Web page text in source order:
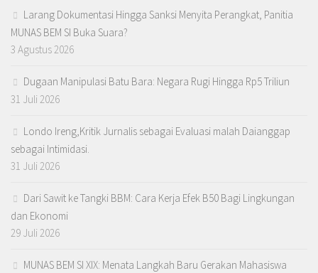
Larang Dokumentasi Hingga Sanksi Menyita Perangkat, Panitia
MUNAS BEM SI Buka Suara?
3 Agustus 2026
Dugaan Manipulasi Batu Bara: Negara Rugi Hingga Rp5 Triliun
31 Juli 2026
Londo Ireng,Kritik Jurnalis sebagai Evaluasi malah Daianggap
sebagai Intimidasi.
31 Juli 2026
Dari Sawit ke Tangki BBM: Cara Kerja Efek B50 Bagi Lingkungan
dan Ekonomi
29 Juli 2026
MUNAS BEM SI XIX: Menata Langkah Baru Gerakan Mahasiswa